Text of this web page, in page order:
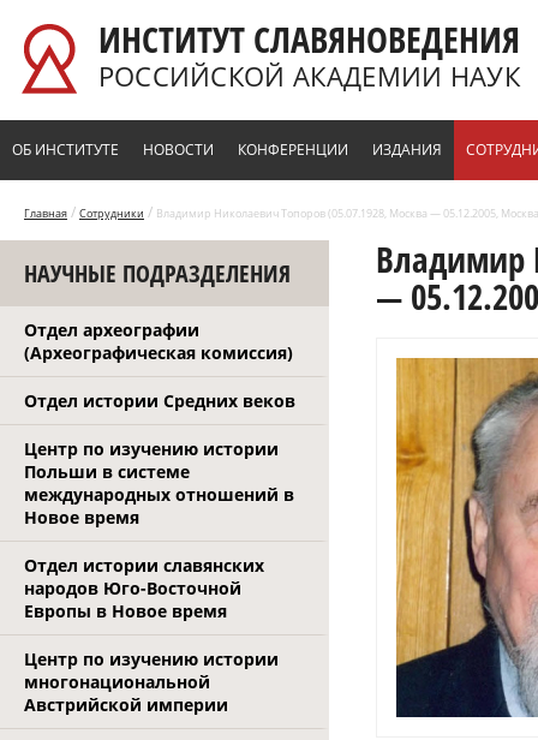
ИНСТИТУТ СЛАВЯНОВЕДЕНИЯ
РОССИЙСКОЙ АКАДЕМИИ НАУК
ОБ ИНСТИТУТЕ НОВОСТИ КОНФЕРЕНЦИИ ИЗДАНИЯ
Главная / Сотрудники / Владимир Николаевич Топоров (05.07.1928, Москва — 05.12.2005,
НАУЧНЫЕ ПОДРАЗДЕЛЕНИЯ
Отдел археографии
(Археографическая комиссия)
Отдел истории Средних веков
Центр по изучению истории
Польши в системе
международных отношений в
Новое время
Отдел истории славянских
народов Юго-Восточной
Европы в Новое время
Центр по изучению истории
многонациональной
Австрийской империи
Владимир
—